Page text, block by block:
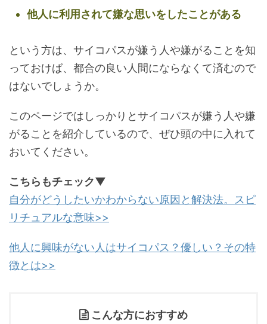
他人に利用されて嫌な思いをしたことがある
という方は、サイコパスが嫌う人や嫌がることを知
っておけば、都合の良い人間にならなくて済むので
はないでしょうか。
このページではしっかりとサイコパスが嫌う人や嫌
がることを紹介しているので、ぜひ頭の中に入れて
おいてください。
こちらもチェック▼
自分がどうしたいかわからない原因と解決法。スピ
リチュアルな意味>>
他人に興味がない人はサイコパス？優しい？その特
徴とは>>
こんな方におすすめ